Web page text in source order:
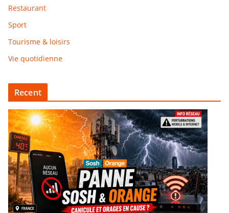
Restaurant
Sport
Tourisme & loisirs
Vie quotidienne
Recent